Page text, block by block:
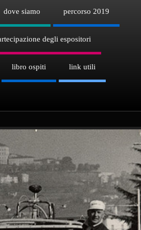
dove siamo percorso 2019
degli espositori
libro ospiti link utili